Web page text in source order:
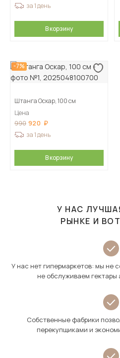
за 1 день
В корзину
-7%
Штанга Оскар, 100 см
Цена
990 920
за 1 день
В корзину
У НАС
РЫНКЕ И
У нас нет гипермаркетов: мы не
не обслуживаем
Собственные фабрики
перекупщиками и